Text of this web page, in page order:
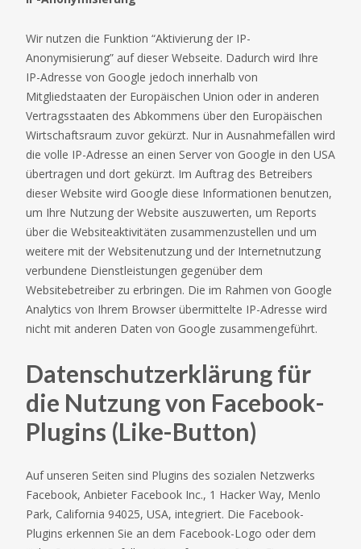
Wir nutzen die Funktion “Aktivierung der IP-
Anonymisierung” auf dieser Webseite. Dadurch wird Ihre
IP-Adresse von Google jedoch innerhalb von
Mitgliedstaaten der Europäischen Union oder in anderen
Vertragsstaaten des Abkommens über den Europäischen
Wirtschaftsraum zuvor gekürzt. Nur in Ausnahmefällen wird
die volle IP-Adresse an einen Server von Google in den USA
übertragen und dort gekürzt. Im Auftrag des Betreibers
dieser Website wird Google diese Informationen benutzen,
um Ihre Nutzung der Website auszuwerten, um Reports
über die Websiteaktivitäten zusammenzustellen und um
weitere mit der Websitenutzung und der Internetnutzung
verbundene Dienstleistungen gegenüber dem
Websitebetreiber zu erbringen. Die im Rahmen von Google
Analytics von Ihrem Browser übermittelte IP-Adresse wird
nicht mit anderen Daten von Google zusammengeführt.
Datenschutzerklärung für
die Nutzung von Facebook-
Plugins (Like-Button)
Auf unseren Seiten sind Plugins des sozialen Netzwerks
Facebook, Anbieter Facebook Inc., 1 Hacker Way, Menlo
Park, California 94025, USA, integriert. Die Facebook-
Plugins erkennen Sie an dem Facebook-Logo oder dem